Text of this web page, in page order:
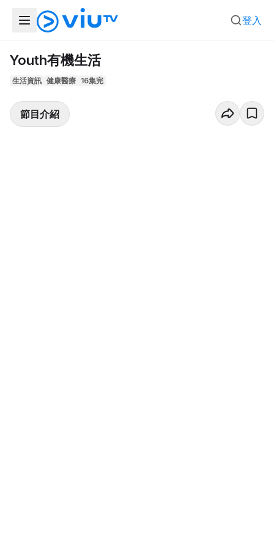
登入
Youth有機生活
生活資訊 健康醫療 16集完
節目介紹